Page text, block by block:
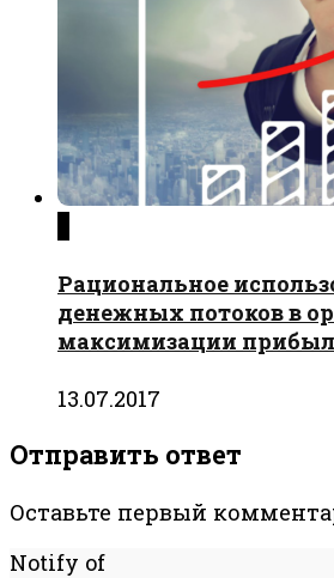
Рациональное
денежных потоков в
максимизации
13.07.2017
Отправить ответ
Оставьте первый
Notify of